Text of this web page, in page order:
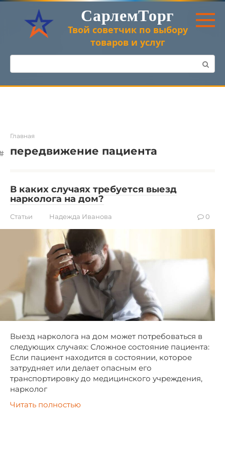
Перейти
контенту
СарлемТорг
Твой советчик по выбору
товаров и услуг
Поиск:
Главная
передвижение пациента
В каких случаях требуется выезд
нарколога на дом?
Статьи Надежда Иванова 0
Выезд нарколога на дом может потребоваться в
следующих случаях: Сложное состояние пациента:
Если пациент находится в состоянии, которое
затрудняет или делает опасным его
транспортировку до медицинского учреждения,
нарколог
Читать полностью